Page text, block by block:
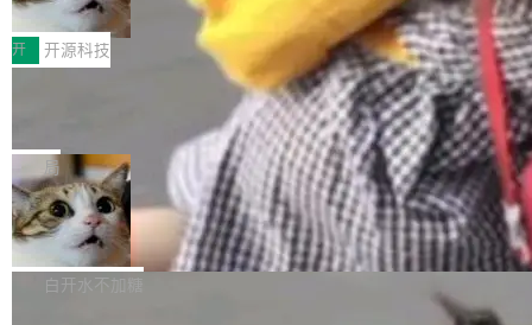
和销毁都太重了。一个 Agent 要执行的任务可能
只需要几毫秒的 CPU 时间，但容器从冷启动到
就绪要花数秒。如果未来有十...
函，也没选择庭外沉默。它在官网贴了一篇博
文，标题只有六个字：Apple is getting this wro
ng。 然后，它把邮件往来和 iMessage 聊天记
录全贴了出来。 他发错人了 苹果外部律师 Gabr
iel Gross 来自 Weil 律所，2 月 23 日下午 5:53
给 OpenAI 总法律顾问 Che Chang 发了封邮
件，附了一封长信，要求 OpenAI 配合调查前苹
果员工带走机密信...
ddy鸿蒙PC版，说话就能干活的AI办公
搭子
全能AI工作台WorkBuddy鸿蒙PC版上架HUAWE
I MatePad Edge应用市场，直接下载即可使
用，与鸿蒙电脑上的体验一致。值得一提的是，
这是目前市面上唯一支持平板接入WorkBuddy P
C版的产品，搭载“人机双写”重磅功能——你写
你的，AI写AI的，同屏协作互不干扰。一句话让
AI帮你干活，现在开启全新体验！ 温馨提示：
体验WorkBuddy鸿蒙PC版前，请将 HUAWEI M
atePad Edge 升级至 HarmonyOS 6.1.0.135S
P9 patch03及以上版本。 *升级路径：设置 > 搜
开 开源科技
FFmpeg 9.0 发布：代号“Lei”，以此纪
全球知名开源多媒体框架 FFmpeg 今天正式发
布了 9.0 版本。这个版本除了带来新一代音视频
处理能力和硬件加速支持之外，还有一个特殊之
处：FFmpeg 9.0 的代号是“Lei”。 这个名字，
来自中国开发者雷霄骅（Lei Xiaohua）。 对于
很多中国音视频开发者而言，这个名字并不陌
局
亚马逊成本失控：AI 写代码烧掉 1215
万元，超预算 860%
外媒近日曝光了亚马逊的多份内部报告显示，AI
导致公司在多个项目上超支。《金融时报》报道
白开水不加糖